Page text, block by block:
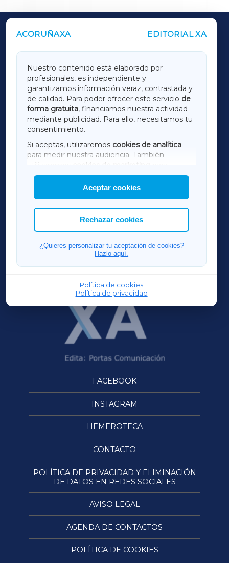
ACORUÑAXA EDITORIAL XA
Nuestro contenido está elaborado por
profesionales, es independiente y
garantizamos información veraz, contrastada y
de calidad. Para poder ofrecer este servicio de
forma gratuita, financiamos nuestra actividad
mediante publicidad. Para ello, necesitamos tu
consentimiento.
Si aceptas, utilizaremos cookies de analítica
para medir nuestra audiencia. También
utilizaremos
cookies de marketing
mostrar publicidad de terceros.
Asimismo, puedes personalizar la elección de
las cookies que deseas permitir.
Aceptar cookies
Rechazar cookies
¿Quieres personalizar tu aceptación de cookies?
Hazlo aquí.
Política de cookies
Política de privacidad
OUTROS PERIÓDICOS
LUGOXA
TERRACHAXA
AMARIÑAXA
RIBEIRASACRAXA
ACORUÑAXA
FERROLXA
OURENSEXA
FACEBOOK
INSTAGRAM
HEMEROTECA
CONTACTO
POLÍTICA DE PRIVACIDAD Y ELIMINACIÓN
DE DATOS EN REDES SOCIALES
AVISO LEGAL
AGENDA DE CONTACTOS
POLÍTICA DE COOKIES